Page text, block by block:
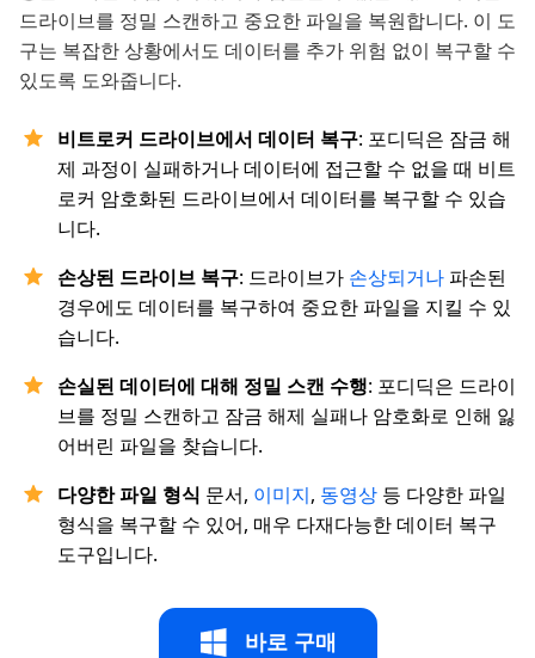
드라이브를 정밀 스캔하고 중요한 파일을 복원합니다. 이 도
구는 복잡한 상황에서도 데이터를 추가 위험 없이 복구할 수
있도록 도와줍니다.
비트로커 드라이브에서 데이터 복구: 포디딕은 잠금 해
제 과정이 실패하거나 데이터에 접근할 수 없을 때 비트
로커 암호화된 드라이브에서 데이터를 복구할 수 있습
니다.
손상된 드라이브 복구: 드라이브가 손상되거나 파손된
경우에도 데이터를 복구하여 중요한 파일을 지킬 수 있
습니다.
손실된 데이터에 대해 정밀 스캔 수행: 포디딕은 드라이
브를 정밀 스캔하고 잠금 해제 실패나 암호화로 인해 잃
어버린 파일을 찾습니다.
다양한 파일 형식 문서, 이미지, 동영상 등 다양한 파일
형식을 복구할 수 있어, 매우 다재다능한 데이터 복구
도구입니다.
바로 구매